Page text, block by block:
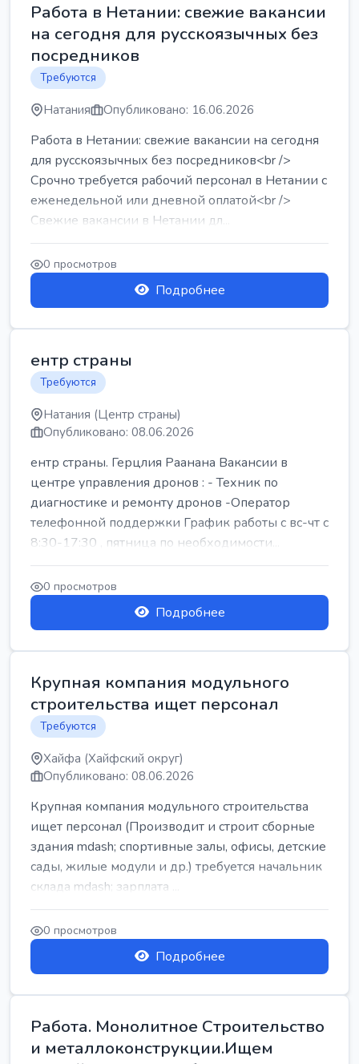
Работа в Нетании: свежие вакансии
на сегодня для русскоязычных без
посредников
Требуются
Натания Опубликовано: 16.06.2026
Работа в Нетании: свежие вакансии на сегодня
для русскоязычных без посредников<br />
Срочно требуется рабочий персонал в Нетании с
еженедельной или дневной оплатой<br />
Свежие вакансии в Нетании дл...
0 просмотров
Подробнее
ентр страны
Требуются
Натания (Центр страны)
Опубликовано: 08.06.2026
ентр страны. Герцлия Раанана Вакансии в
центре управления дронов : - Техник по
диагностике и ремонту дронов -Оператор
телефонной поддержки График работы с вс-чт с
8:30-17:30 , пятница по необходимости...
0 просмотров
Подробнее
Крупная компания модульного
строительства ищет персонал
Требуются
Хайфа (Хайфский округ)
Опубликовано: 08.06.2026
Крупная компания модульного строительства
ищет персонал (Производит и строит сборные
здания mdash; спортивные залы, офисы, детские
сады, жилые модули и др.) требуется начальник
склада mdash; зарплата ...
0 просмотров
Подробнее
Работа. Монолитное Строительство
и металлоконструкции.Ищем